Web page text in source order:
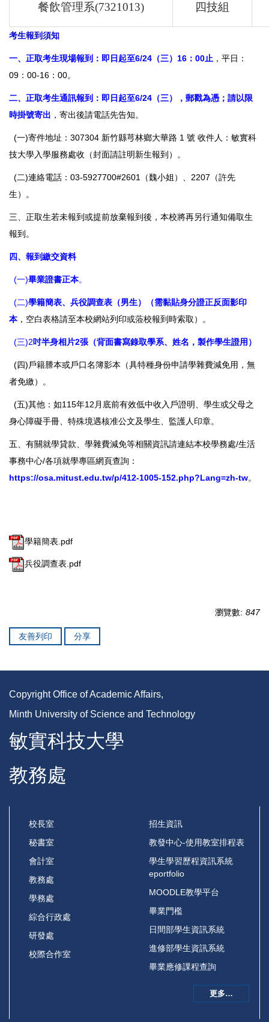
餐飲管理系(7321013) 四技組
考生報到須知
一、正取考生現場報到：即日起至6/24（三）16：00止 ，平日：
09：00-16：00。
二、正取考生通訊報到：即日起至6/24（三），郵戳為憑；請以限
時掛號寄出 ，寄出後請電話先告知。
(一)寄件地址：307304 新竹縣芎林鄉大華路 1 號 收件人：敏實科
技大學入學服務處收（封面請註明新生報到）。
(二)連絡電話：03-5927700#2601（魏小姐）、2207（許先
生）。
三、正取生若未報到或提前放棄報到後，本校將再另行通知備取生
報到。
四、報到繳交資料
(一)畢業證書正本。
(二)學籍簡表、兵役調查表（男生）（需黏貼身分證正反面影印
本，空白表格請至本校網站列印或蒞校報到時索取）。
(三)2吋半身相片2張（背面書寫錄取學系、姓名，製作學生證用）
(四)戶籍謄本或戶口名簿影本（具特種身份申請學雜費減免用，無
者免繳）。
(五)其他：如115年12月底前有效低中收入戶證明、學生或父母之
身心障礙手冊、特殊境遇核准公文及學生、監護人印章。
五、有關就學貸款、學雜費減免等相關資訊請連結本校學務處/生活
事務中心/各項就學專區網頁查詢：
https://osa.mitust.edu.tw/p/412-1005-152.php?Lang=zh-tw。
學籍簡表.pdf
兵役調查表.pdf
瀏覽數: 847
友善列印 分享
Copyright Office of Academic Affairs,
Minth University of Science and Technology
敏實科技大學
教務處
校長室
秘書室
會計室
教務處
學務處
綜合行政處
研發處
校際合作室
招生資訊
教發中心-使用教室排程表
學生學習歷程資訊系統
eportfolio
MOODLE教學平台
畢業門檻
日間部學生資訊系統
進修部學生資訊系統
畢業應修課程查詢
更多…